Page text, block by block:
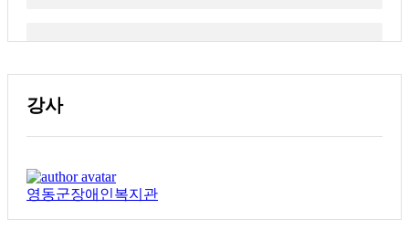
강사
영동군장애인복지관